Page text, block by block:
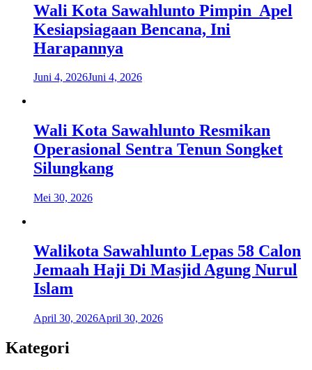
Wali Kota Sawahlunto Pimpin Apel
Kesiapsiagaan Bencana, Ini
Harapannya
Juni 4, 2026Juni 4, 2026
Wali Kota Sawahlunto Resmikan
Operasional Sentra Tenun Songket
Silungkang
Mei 30, 2026
Walikota Sawahlunto Lepas 58 Calon
Jemaah Haji Di Masjid Agung Nurul
Islam
April 30, 2026April 30, 2026
Kategori